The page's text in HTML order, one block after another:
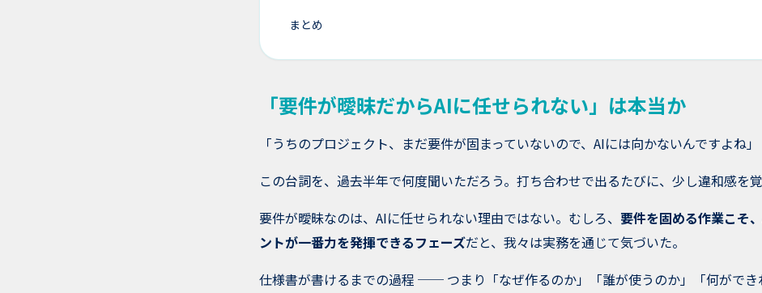
まとめ
「要件が曖昧だからAIに任せられない」は本当か
「うちのプロジェクト、まだ要件が固まっていないので、AIには向かないんですよね」
この台詞を、過去半年で何度聞いただろう。打ち合わせで出るたびに、少し違和感を覚
要件が曖昧なのは、AIに任せられない理由ではない。むしろ、 要件を固める作業こそ
ントが一番力を発揮できるフェーズだと、我々は実務を通じて気づいた。
仕様書が書けるまでの過程 ── つまり「なぜ作るのか」「誰が使うのか」「何ができ